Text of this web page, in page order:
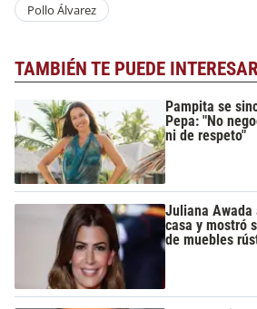
Pollo Álvarez
TAMBIÉN TE PUEDE INTERESAR
Pampita se
Pepa: "No
ni de respeto"
Juliana Awada
casa y mostró
de muebles